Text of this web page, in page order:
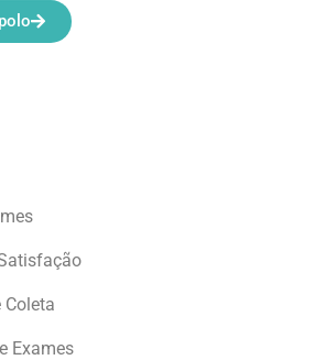
Coleta
Exames